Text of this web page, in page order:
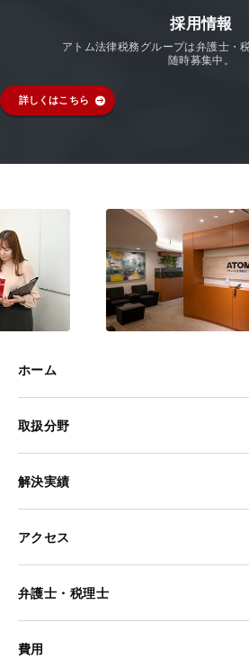
採用情報
アトム法律税務グループは弁護士・
随時募集中。
詳しくはこちら
ホーム
取扱分野
解決実績
アクセス
弁護士・税理士
費用